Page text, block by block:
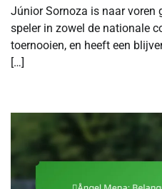
Júnior Sornoza is naar voren
speler in zowel de nationale
toernooien, en heeft een
[…]